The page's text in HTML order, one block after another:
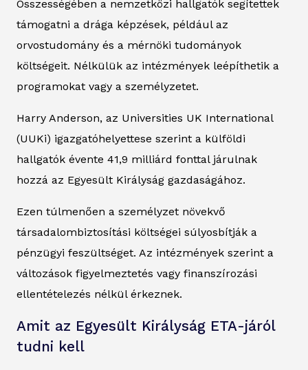
Összességében a nemzetközi hallgatók segítettek
támogatni a drága képzések, például az
orvostudomány és a mérnöki tudományok
költségeit. Nélkülük az intézmények leépíthetik a
programokat vagy a személyzetet.
Harry Anderson, az Universities UK International
(UUKi) igazgatóhelyettese szerint a külföldi
hallgatók évente 41,9 milliárd fonttal járulnak
hozzá az Egyesült Királyság gazdaságához.
Ezen túlmenően a személyzet növekvő
társadalombiztosítási költségei súlyosbítják a
pénzügyi feszültséget. Az intézmények szerint a
változások figyelmeztetés vagy finanszírozási
ellentételezés nélkül érkeznek.
Amit az Egyesült Királyság ETA-járól
tudni kell